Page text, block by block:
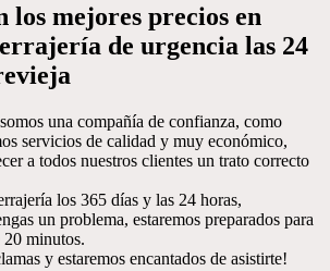
los mejores precios en
de urgencia las 24
una compañía de confianza, como
servicios de calidad y muy económico,
a todos nuestros clientes un trato correcto
los 365 días y las 24 horas,
un problema, estaremos preparados para
20 minutos.
y estaremos encantados de asistirte!